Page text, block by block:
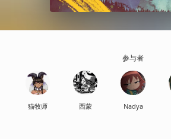
参与者
猫牧师 西蒙 Nadya